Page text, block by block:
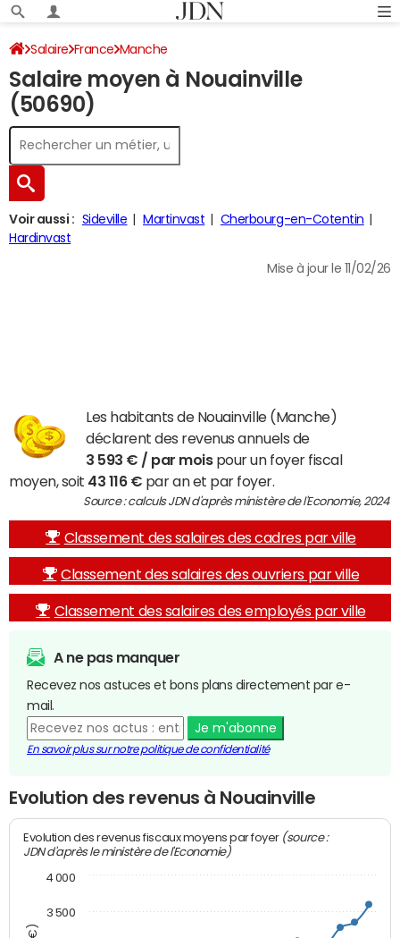
Salaire France Manche
Salaire moyen à Nouainville
(50690)
Voir aussi : Sideville Martinvast
Cherbourg-en-Cotentin
Hardinvast
Mise à jour le 11/02/26
Les habitants de Nouainville (Manche)
déclarent des revenus annuels de
3 593 € / par moispour un foyer fiscal
moyen, soit 43 116 € par an et par foyer.
Source : calculs JDN d'après ministère de l'Economie, 2024
Classement des salaires des cadres par ville
Classement des salaires des ouvriers par ville
Classement des salaires des employés par ville
A ne pas manquer
Recevez nos astuces et bons plans directement par e-
mail.
Je m'abonne
En savoir plus sur notre politique de confidentialité
Evolution des revenus à Nouainville
Evolution des revenus fiscaux moyens par foyer (source :
JDN d'après le ministère de l'Economie)
3 500
4 000